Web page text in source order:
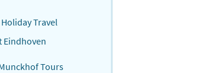
Travel
Eindhoven
Tours